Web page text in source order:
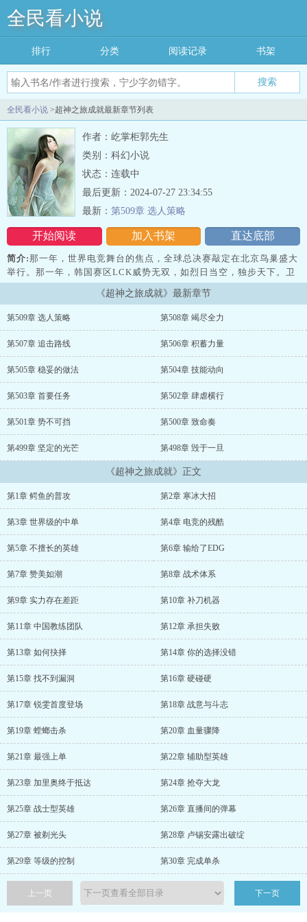
全民看小说
搜索
排行 分类 阅读记录 书架
全民看小说 >超神之旅成就最新章节列表
作者：屹掌柜郭先生
类别：科幻小说
状态：连载中
开始阅读 加入书架 直达底部
最后更新：2024-07-27 23:34:55
最新： 第509章 选人策略
简介:那一年，世界电竞舞台的焦点，全球总决赛敲定在北京鸟巢盛大
举行。那一年，韩国赛区LCK威势无双，如烈日当空，独步天下。卫
冕冠军SKT战队重整旗鼓，雄心壮志直指三连冠，意图打造无人能敌
的电竞王朝。豪华阵容的KT战队犹如一艘蓄势待发的银河战舰，气势
磅礴，扬言要一举推翻SKT的王者宝座。平日低调内敛的SSG战队悄
《超神之旅成就》最新章节
第509章 选人策略 第508章 竭尽全力
第507章 追击路线 第506章 积蓄力量
第505章 稳妥的做法 第504章 技能动向
第503章 首要任务 第502章 肆虐横行
第501章 势不可挡 第500章 致命奏
第499章 坚定的光芒 第498章 毁于一旦
《超神之旅成就》正文
第1章 鳄鱼的普攻 第2章 寒冰大招
第3章 世界级的中单 第4章 电竞的残酷
第5章 不擅长的英雄 第6章 输给了EDG
第7章 赞美如潮 第8章 战术体系
第9章 实力存在差距 第10章 补刀机器
第11章 中国教练团队 第12章 承担失败
第13章 如何抉择 第14章 你的选择没错
第15章 找不到漏洞 第16章 硬碰硬
第17章 锐雯首度登场 第18章 战意与斗志
第19章 螳螂击杀 第20章 血量骤降
第21章 最强上单 第22章 辅助型英雄
第23章 加里奥终于抵达 第24章 抢夺大龙
第25章 战士型英雄 第26章 直播间的弹幕
第27章 被剃光头 第28章 卢锡安露出破绽
第29章 等级的控制 第30章 完成单杀
上一页 下一页